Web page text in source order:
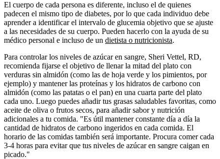
El cuerpo de cada persona es diferente, incluso el de quienes
padecen el mismo tipo de diabetes, por lo que cada individuo debe
aprender a identificar el intervalo de glucemia objetivo que se ajuste
a las necesidades de su cuerpo. Pueden hacerlo con la ayuda de su
médico personal e incluso de un dietista o nutricionista.
Para controlar los niveles de azúcar en sangre, Sheri Vettel, RD,
recomienda fijarse el objetivo de llenar la mitad del plato con
verduras sin almidón (como las de hoja verde y los pimientos, por
ejemplo) y mantener las proteínas y los hidratos de carbono con
almidón (como las patatas o el pan) en una cuarta parte del plato
cada uno. Luego puedes añadir tus grasas saludables favoritas, como
aceite de oliva o frutos secos, para añadir sabor y nutrición
adicionales a tu comida. "Es útil mantener constante día a día la
cantidad de hidratos de carbono ingeridos en cada comida. El
horario de las comidas también será importante. Procura comer cada
3-4 horas para evitar que tus niveles de azúcar en sangre caigan en
picado."